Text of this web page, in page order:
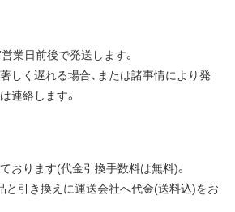
業日前後で発送します。
しく遅れる場合、または諸事情により発
連絡します。
おります(代金引換手数料は無料)。
と引き換えに運送会社へ代金(送料込)をお